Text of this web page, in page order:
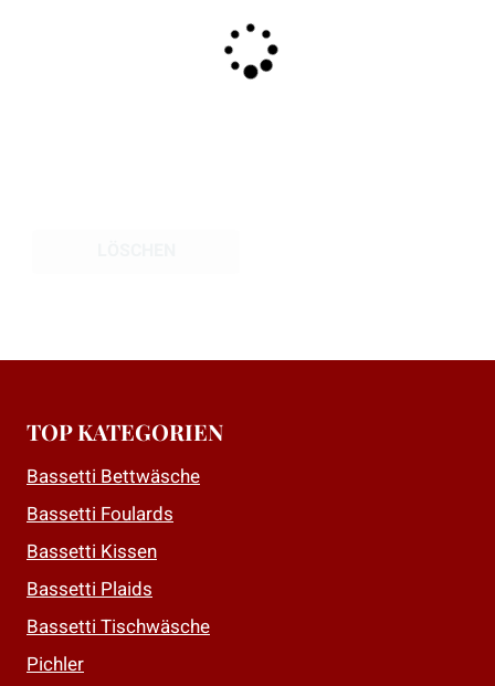
TOP KATEGORIEN
Bassetti Bettwäsche
Bassetti Foulards
Bassetti Kissen
Bassetti Plaids
Bassetti Tischwäsche
Pichler